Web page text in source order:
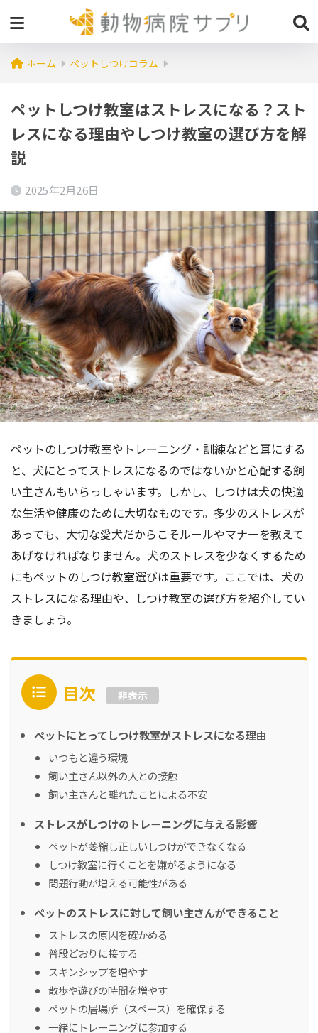
ホーム ペットしつけコラム
ペットしつけ教室はストレスになる？スト
レスになる理由やしつけ教室の選び方を解
説
2025年2月26日
ペットのしつけ教室やトレーニング・訓練などと耳にする
と、犬にとってストレスになるのではないかと心配する飼
い主さんもいらっしゃいます。しかし、しつけは犬の快適
な生活や健康のために大切なものです。多少のストレスが
あっても、大切な愛犬だからこそルールやマナーを教えて
あげなければなりません。犬のストレスを少なくするため
にもペットのしつけ教室選びは重要です。ここでは、犬の
ストレスになる理由や、しつけ教室の選び方を紹介してい
きましょう。
目次 非表示
ペットにとってしつけ教室がストレスになる理由
いつもと違う環境
飼い主さん以外の人との接触
飼い主さんと離れたことによる不安
ストレスがしつけのトレーニングに与える影響
ペットが萎縮し正しいしつけができなくなる
しつけ教室に行くことを嫌がるようになる
問題行動が増える可能性がある
ペットのストレスに対して飼い主さんができること
ストレスの原因を確かめる
普段どおりに接する
スキンシップを増やす
散歩や遊びの時間を増やす
ペットの居場所（スペース）を確保する
一緒にトレーニングに参加する